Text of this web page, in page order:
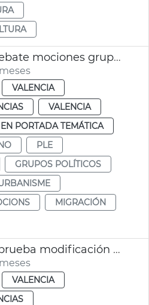
Pleno València debate mociones grupos municipales
VALENCIA
VALENCIA
EN PORTADA TEMÁTICA
PLE
GRUPOS POLÍTICOS
MIGRACIÓN
Pleno València aprueba modificación PGOU cambio uso parcelas Telefónica
VALENCIA